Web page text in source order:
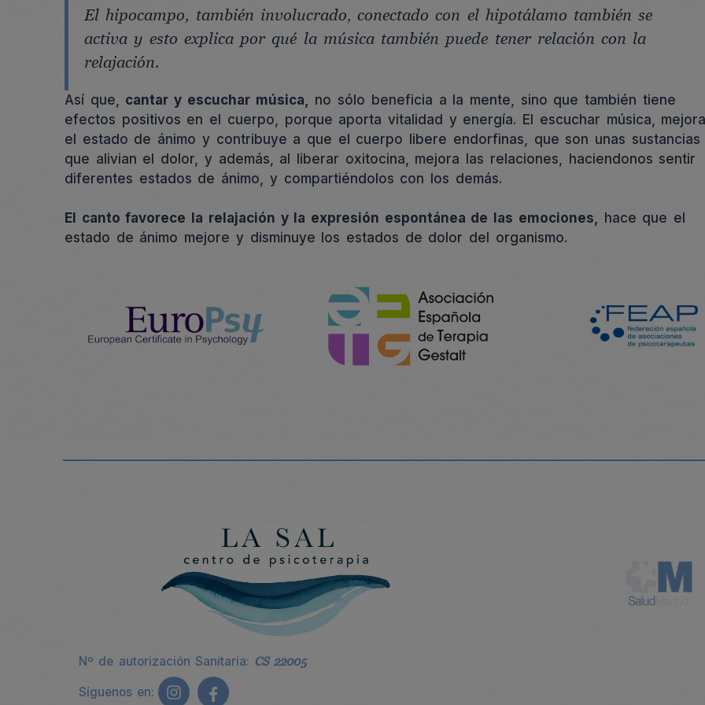
El hipocampo, también involucrado, conectado con el hipotálamo también se
activa y esto explica por qué la música también puede tener relación con la
relajación.
Así que, cantar y escuchar música,
no sólo beneficia a la mente, sino que también tiene
efectos positivos en el cuerpo, porque aporta vitalidad y energía. El escuchar música,
el estado de ánimo y contribuye a que el cuerpo libere endorfinas, que son unas sustancias
que alivian el dolor, y además, al liberar oxitocina, mejora las relaciones, haciendonos sentir
diferentes estados de ánimo, y compartiéndolos con los demás.
El canto favorece la relajación y la expresión espontánea de las emociones, hace que el
estado de ánimo mejore y disminuye los estados de dolor del organismo.
Nº de autorización Sanitaria: CS 22005
Síguenos en: